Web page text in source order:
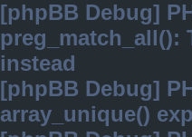
[phpBB Debug]
preg_match_all():
instead
[phpBB Debug]
array_unique()